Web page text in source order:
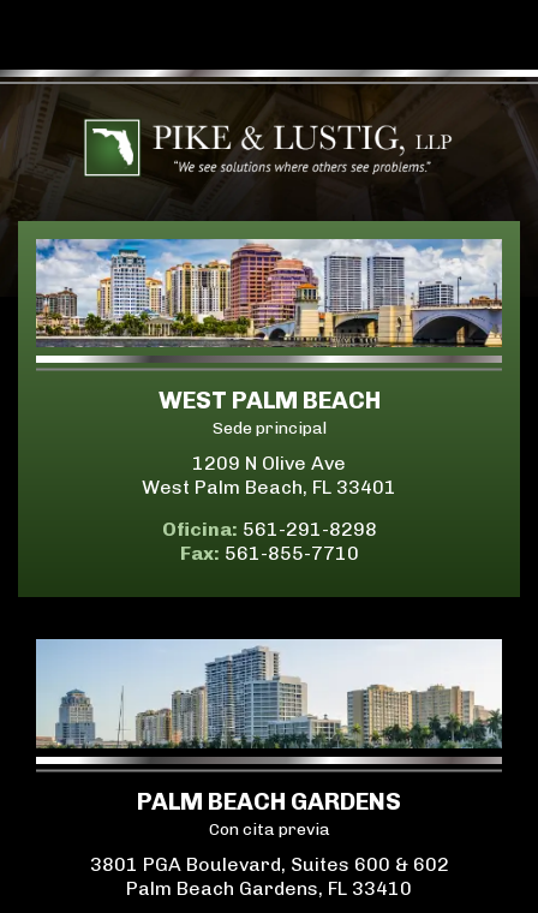
WEST PALM BEACH
Sede principal
1209 N Olive Ave
West Palm Beach, FL 33401
Oficina: 561-291-8298
Fax: 561-855-7710
PALM BEACH GARDENS
Con cita previa
3801 PGA Boulevard, Suites 600 & 602
Palm Beach Gardens, FL 33410